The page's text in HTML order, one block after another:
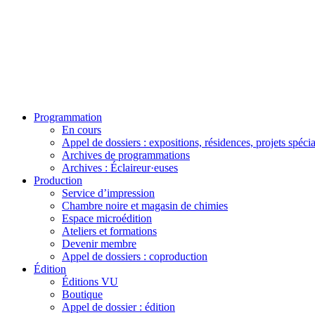
Programmation
En cours
Appel de dossiers : expositions, résidences, projets
Archives de programmations
Archives : Éclaireur·euses
Production
Service d’impression
Chambre noire et magasin de chimies
Espace microédition
Ateliers et formations
Devenir membre
Appel de dossiers : coproduction
Édition
Éditions VU
Boutique
Appel de dossier : édition